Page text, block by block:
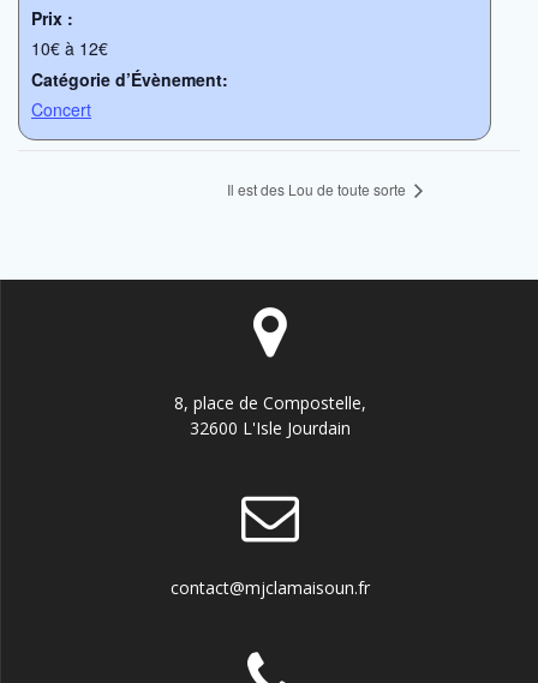
Prix :
10€ à 12€
Catégorie d’Évènement:
Concert
Il est des Lou de toute sorte
8, place de Compostelle,
32600 L'Isle Jourdain
contact@mjclamaisoun.fr